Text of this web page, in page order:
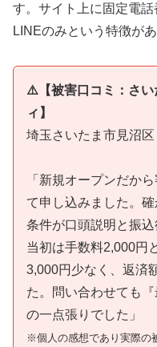
す。サイト上に固定電
LINEのみという特徴があ
⚠️【被害口コミ：さい
ィ】
埼玉さいたま市見沼
「新規オープンだか
て申し込みました。
条件が口頭説明と振込
当初は手数料2,000円
3,000円少なく、返済
た。問い合わせても
の一点張りでした」
※個人の感想であり実際の